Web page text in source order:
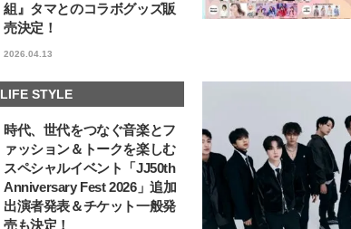
組』タマとのコラボグッズ販
売決定！
2026.04.13
LIFE STYLE
時代、世代をつなぐ音楽とフ
ァッション＆トークを楽しむ
スペシャルイベント「JJ50th
Anniversary Fest 2026」追加
出演者発表＆チケット一般発
売も決定！